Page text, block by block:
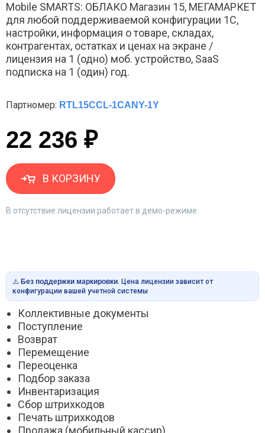
Mobile SMARTS: ОБЛАКО Магазин 15, МЕГАМАРКЕТ
для любой поддерживаемой конфигурации 1С,
настройки, информация о товаре, складах,
контрагентах, остатках и ценах на экране /
лицензия на 1 (одно) моб. устройство, SaaS
подписка на 1 (один) год.
Партномер: RTL15CCL-1CANY-1Y
22 236 ₽
В КОРЗИНУ
В отсутствие лицензии работает в демо-режиме
⚠️ Без поддержки маркировки. Цена лицензии зависит от
конфигурации вашей учетной системы
Коллективные документы
Поступление
Возврат
Перемещение
Переоценка
Подбор заказа
Инвентаризация
Сбор штрихкодов
Печать штрихкодов
Продажа (мобильный кассир)